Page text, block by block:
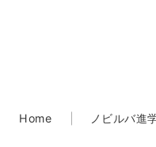
Home ノビルバ進